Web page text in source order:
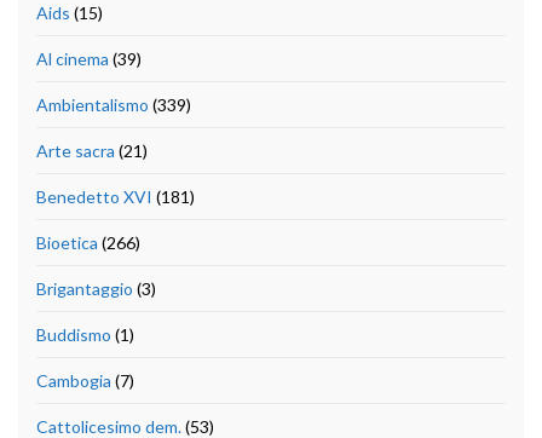
Aids (15)
Al cinema (39)
Ambientalismo (339)
Arte sacra (21)
Benedetto XVI (181)
Bioetica (266)
Brigantaggio (3)
Buddismo (1)
Cambogia (7)
Cattolicesimo dem.(53)